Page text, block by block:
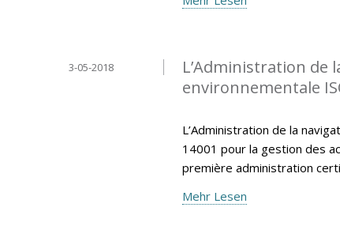
L’Administration de
environnementale
3-05-2018
L’Administration de la
14001 pour la gestion des
première administration
Mehr Lesen